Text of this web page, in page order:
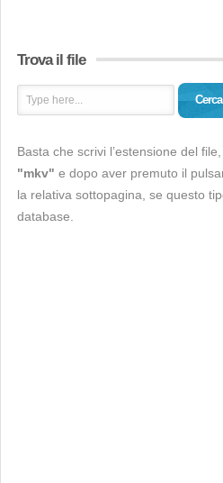
Trova il file
Cerca
Basta che scrivi l’estensione del
"mkv" e dopo aver premuto il
la relativa sottopagina, se questo
database.